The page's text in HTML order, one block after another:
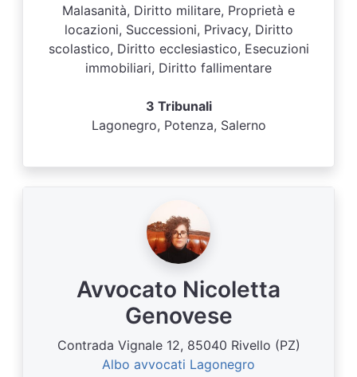
Malasanità, Diritto militare, Proprietà e
locazioni, Successioni, Privacy, Diritto
scolastico, Diritto ecclesiastico, Esecuzioni
immobiliari, Diritto fallimentare
3 Tribunali
Lagonegro, Potenza, Salerno
Avvocato Nicoletta
Genovese
Contrada Vignale 12, 85040 Rivello (PZ)
Albo avvocati Lagonegro